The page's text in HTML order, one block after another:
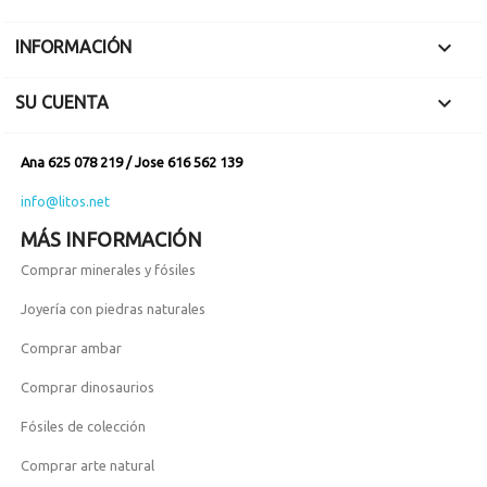
INFORMACIÓN 
SU CUENTA 
Ana 625 078 219 / Jose 616 562 139
info@litos.net
MÁS INFORMACIÓN
Comprar minerales y fósiles
Joyería con piedras naturales
Comprar ambar
Comprar dinosaurios
Fósiles de colección
Comprar arte natural